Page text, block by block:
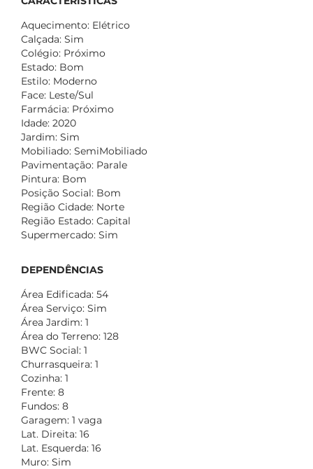
Aquecimento: Elétrico
Calçada: Sim
Colégio: Próximo
Estado: Bom
Estilo: Moderno
Face: Leste/Sul
Farmácia: Próximo
Idade: 2020
Jardim: Sim
Mobiliado: SemiMobiliado
Pavimentação: Parale
Pintura: Bom
Posição Social: Bom
Região Cidade: Norte
Região Estado: Capital
Supermercado: Sim
DEPENDÊNCIAS
Área Edificada: 54
Área Serviço: Sim
Área Jardim: 1
Área do Terreno: 128
BWC Social: 1
Churrasqueira: 1
Cozinha: 1
Frente: 8
Fundos: 8
Garagem: 1 vaga
Lat. Direita: 16
Lat. Esquerda: 16
Muro: Sim